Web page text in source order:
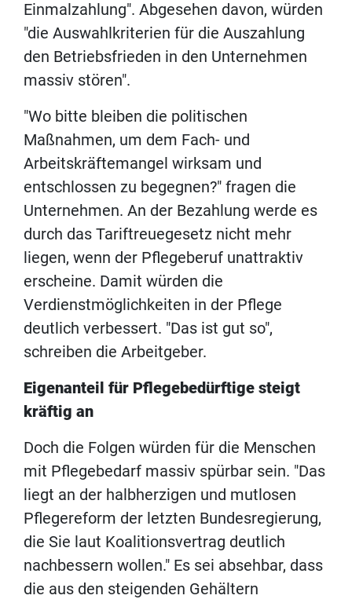
Einmalzahlung". Abgesehen davon, würden
"die Auswahlkriterien für die Auszahlung
den Betriebsfrieden in den Unternehmen
massiv stören".
"Wo bitte bleiben die politischen
Maßnahmen, um dem Fach- und
Arbeitskräftemangel wirksam und
entschlossen zu begegnen?" fragen die
Unternehmen. An der Bezahlung werde es
durch das Tariftreuegesetz nicht mehr
liegen, wenn der Pflegeberuf unattraktiv
erscheine. Damit würden die
Verdienstmöglichkeiten in der Pflege
deutlich verbessert. "Das ist gut so",
schreiben die Arbeitgeber.
Eigenanteil für Pflegebedürftige steigt
kräftig an
Doch die Folgen würden für die Menschen
mit Pflegebedarf massiv spürbar sein. "Das
liegt an der halbherzigen und mutlosen
Pflegereform der letzten Bundesregierung,
die Sie laut Koalitionsvertrag deutlich
nachbessern wollen." Es sei absehbar, dass
die aus den steigenden Gehältern